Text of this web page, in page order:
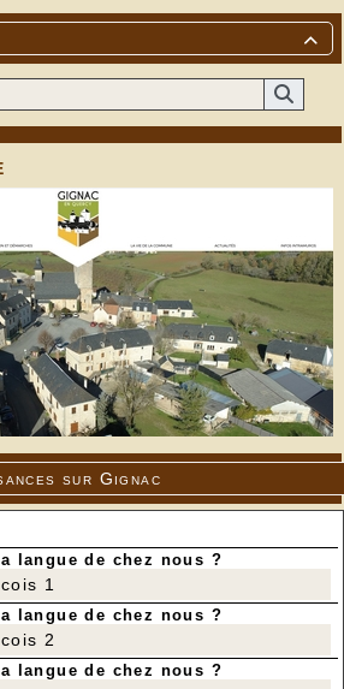

sur Gignac
langue de chez nous ?
1
langue de chez nous ?
2
langue de chez nous ?